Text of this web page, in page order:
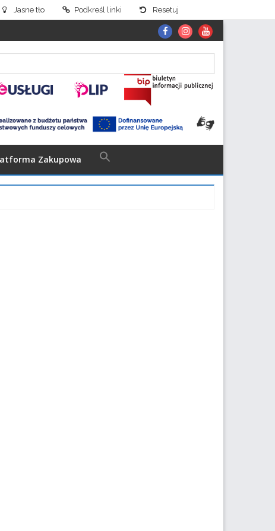
Jasne tło Podkreśl linki Resetuj
fb Instagram
You
Zakupowa